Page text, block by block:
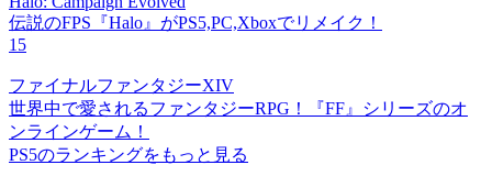
伝説のFPS『Halo』がPS5,PC,Xboxでリメイク！
15
ファイナルファンタジーXIV
世界中で愛されるファンタジーRPG！『FF』シリーズのオ
ンラインゲーム！
PS5のランキングをもっと見る